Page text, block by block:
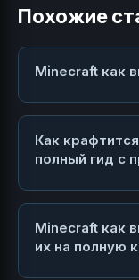
Похожие
Minecraft как
Как
полный гид с
Minecraft как
их на полную